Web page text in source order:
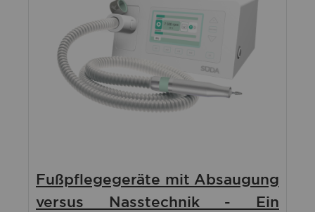
Fußpflegegeräte mit Absaugung
versus Nasstechnik - Ein